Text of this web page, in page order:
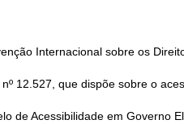
Internacional sobre os
12.527, que dispõe sobre o
de Acessibilidade em Governo